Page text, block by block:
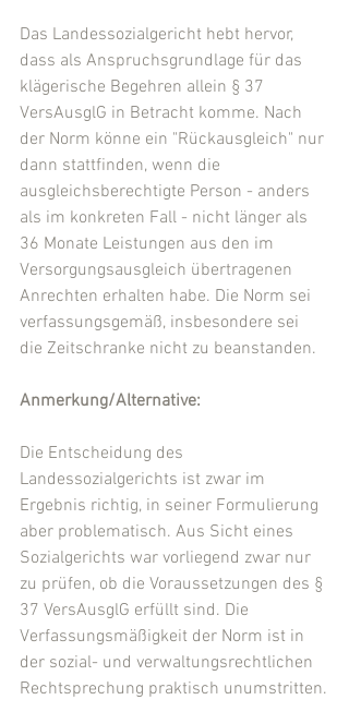
Das Landessozialgericht hebt hervor,
dass als Anspruchsgrundlage für das
klägerische Begehren allein § 37
VersAusglG in Betracht komme. Nach
der Norm könne ein "Rückausgleich" nur
dann stattfinden, wenn die
ausgleichsberechtigte Person - anders
als im konkreten Fall - nicht länger als
36 Monate Leistungen aus den im
Versorgungsausgleich übertragenen
Anrechten erhalten habe. Die Norm sei
verfassungsgemäß, insbesondere sei
die Zeitschranke nicht zu beanstanden.
Anmerkung/Alternative:
Die Entscheidung des
Landessozialgerichts ist zwar im
Ergebnis richtig, in seiner Formulierung
aber problematisch. Aus Sicht eines
Sozialgerichts war vorliegend zwar nur
zu prüfen, ob die Voraussetzungen des §
37 VersAusglG erfüllt sind. Die
Verfassungsmäßigkeit der Norm ist in
der sozial- und verwaltungsrechtlichen
Rechtsprechung praktisch unumstritten.